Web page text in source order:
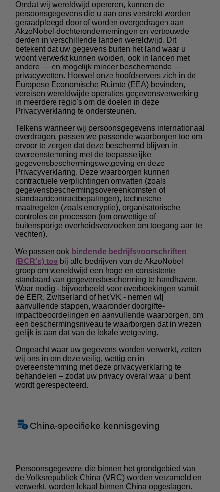
Omdat wij wereldwijd opereren, kunnen de
persoonsgegevens die u aan ons verstrekt worden
geraadpleegd door of worden overgedragen aan
AkzoNobel-dochterondernemingen en vertrouwde
derden in verschillende landen wereldwijd. Dit
betekent dat uw gegevens buiten het land waar u
woont verwerkt kunnen worden, ook in landen met
andere — en mogelijk minder beschermende —
privacywetten. Hoewel onze hoofdservers zich in de
Europese Economische Ruimte (EEA) bevinden,
vereisen wereldwijde operaties gegevensverwerking
in meerdere regio's om de doelen in deze
Privacyverklaring te ondersteunen.
Telkens wanneer wij persoonsgegevens internationaal
overdragen, passen we passende waarborgen toe om
ervoor te zorgen dat deze beschermd blijven in
overeenstemming met de toepasselijke
gegevensbeschermingswetgeving en deze
Privacyverklaring. Deze waarborgen kunnen
contractuele verplichtingen omvatten (zoals
gegevensbeschermingsovereenkomsten of
standaardcontractbepalingen), technische
maatregelen (zoals encryptie), organisatorische
controles en processen (om onwettige of
buitensporige overheidsverzoeken om toegang aan te
vechten).
We passen ook bindende bedrijfsvoorschriften
(BCR's) toe bij alle bedrijven van de AkzoNobel-
groep om wereldwijd een hoge en consistente
standaard van gegevensbescherming te handhaven.
Waar nodig - bijvoorbeeld voor overboekingen vanuit
de EER, Zwitserland of het VK - nemen wij
aanvullende stappen, waaronder doorgifte-
impactbeoordelingen en aanvullende waarborgen, om
een beschermingsniveau te waarborgen dat in wezen
gelijk is aan dat van de lokale wetgeving.
Ongeacht waar uw gegevens worden verwerkt, zetten
wij ons in om deze veilig, wettig en in
overeenstemming met deze privacyverklaring te
behandelen – zodat uw privacy overal waar u bent
wordt gerespecteerd.
China-specifieke kennisgeving
Persoonsgegevens die binnen het grondgebied van
de Volksrepubliek China (VRC) worden verzameld en
verwerkt, worden lokaal binnen China opgeslagen.